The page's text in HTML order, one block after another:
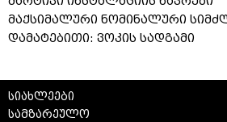
მაქსიმალური ნომინალური
დამატებითი: ვოკის სადგამი
სიახლეები
სამზარეულო